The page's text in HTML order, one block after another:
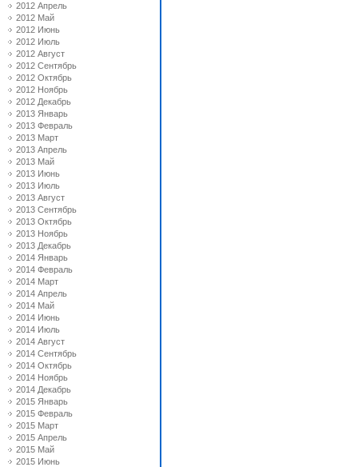
2012 Апрель
2012 Май
2012 Июнь
2012 Июль
2012 Август
2012 Сентябрь
2012 Октябрь
2012 Ноябрь
2012 Декабрь
2013 Январь
2013 Февраль
2013 Март
2013 Апрель
2013 Май
2013 Июнь
2013 Июль
2013 Август
2013 Сентябрь
2013 Октябрь
2013 Ноябрь
2013 Декабрь
2014 Январь
2014 Февраль
2014 Март
2014 Апрель
2014 Май
2014 Июнь
2014 Июль
2014 Август
2014 Сентябрь
2014 Октябрь
2014 Ноябрь
2014 Декабрь
2015 Январь
2015 Февраль
2015 Март
2015 Апрель
2015 Май
2015 Июнь